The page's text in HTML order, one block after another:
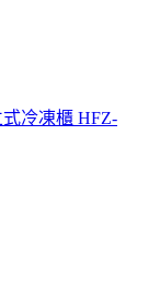
冷凍櫃 HFZ-